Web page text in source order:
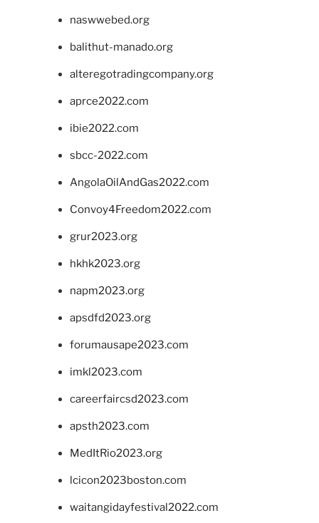
naswwebed.org
balithut-manado.org
alteregotradingcompany.org
aprce2022.com
ibie2022.com
sbcc-2022.com
AngolaOilAndGas2022.com
Convoy4Freedom2022.com
grur2023.org
hkhk2023.org
napm2023.org
apsdfd2023.org
forumausape2023.com
imkl2023.com
careerfaircsd2023.com
apsth2023.com
MedItRio2023.org
lcicon2023boston.com
waitangidayfestival2022.com